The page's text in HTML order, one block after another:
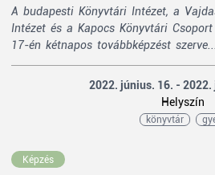
A budapesti Könyvtári Intézet, a
Intézet és a Kapocs Könyvtári
17-én kétnapos továbbképzést szerve...
2022. június. 16. - 2022.
Helyszín
könyvtár
Képzés